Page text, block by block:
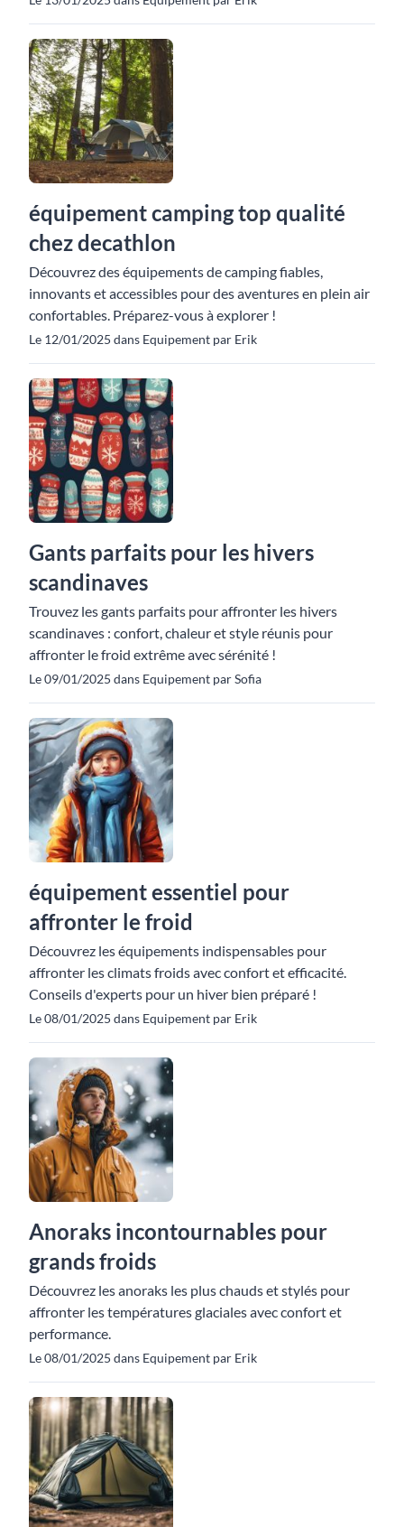
équipement camping top qualité
chez decathlon
Découvrez des équipements de camping fiables,
innovants et accessibles pour des aventures en plein air
confortables. Préparez-vous à explorer !
Le 12/01/2025 dans Equipement par Erik
Gants parfaits pour les hivers
scandinaves
Trouvez les gants parfaits pour affronter les hivers
scandinaves : confort, chaleur et style réunis pour
affronter le froid extrême avec sérénité !
Le 09/01/2025 dans Equipement par Sofia
équipement essentiel pour
affronter le froid
Découvrez les équipements indispensables pour
affronter les climats froids avec confort et efficacité.
Conseils d'experts pour un hiver bien préparé !
Le 08/01/2025 dans Equipement par Erik
Anoraks incontournables pour
grands froids
Découvrez les anoraks les plus chauds et stylés pour
affronter les températures glaciales avec confort et
performance.
Le 08/01/2025 dans Equipement par Erik